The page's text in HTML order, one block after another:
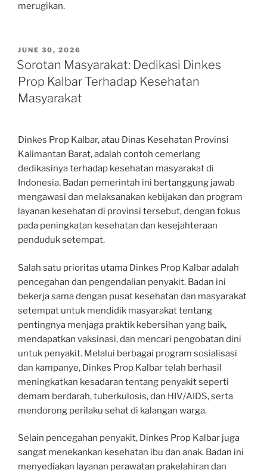
merugikan.
POSTED
ON
JUNE 30, 2026
Sorotan Masyarakat: Dedikasi Dinkes
Prop Kalbar Terhadap Kesehatan
Masyarakat
Dinkes Prop Kalbar, atau Dinas Kesehatan Provinsi
Kalimantan Barat, adalah contoh cemerlang
dedikasinya terhadap kesehatan masyarakat di
Indonesia. Badan pemerintah ini bertanggung jawab
mengawasi dan melaksanakan kebijakan dan program
layanan kesehatan di provinsi tersebut, dengan fokus
pada peningkatan kesehatan dan kesejahteraan
penduduk setempat.
Salah satu prioritas utama Dinkes Prop Kalbar adalah
pencegahan dan pengendalian penyakit. Badan ini
bekerja sama dengan pusat kesehatan dan masyarakat
setempat untuk mendidik masyarakat tentang
pentingnya menjaga praktik kebersihan yang baik,
mendapatkan vaksinasi, dan mencari pengobatan dini
untuk penyakit. Melalui berbagai program sosialisasi
dan kampanye, Dinkes Prop Kalbar telah berhasil
meningkatkan kesadaran tentang penyakit seperti
demam berdarah, tuberkulosis, dan HIV/AIDS, serta
mendorong perilaku sehat di kalangan warga.
Selain pencegahan penyakit, Dinkes Prop Kalbar juga
sangat menekankan kesehatan ibu dan anak. Badan ini
menyediakan layanan perawatan prakelahiran dan